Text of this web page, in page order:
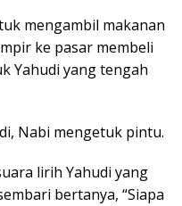
mengambil makanan
ke pasar membeli
Yahudi yang tengah
Nabi mengetuk pintu.
lirih Yahudi yang
bertanya, “Siapa